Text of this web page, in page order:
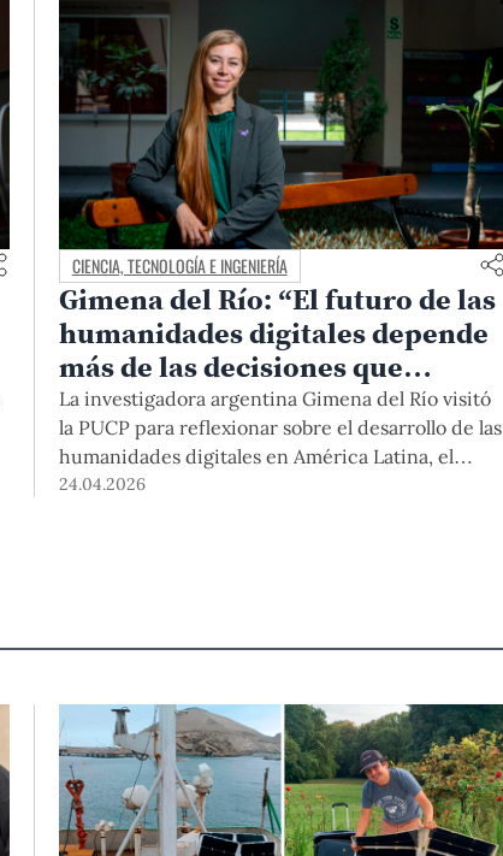
CIENCIA, TECNOLOGÍA E INGENIERÍA
Gimena del Río: “El futuro de las
humanidades digitales depende
más de las decisiones que
tomemos que de la tecnología en
sí misma”
La investigadora argentina Gimena del Río visitó
la PUCP para reflexionar sobre el desarrollo de las
humanidades digitales en América Latina, el
acceso abierto y los desafíos de la integridad
24.04.2026